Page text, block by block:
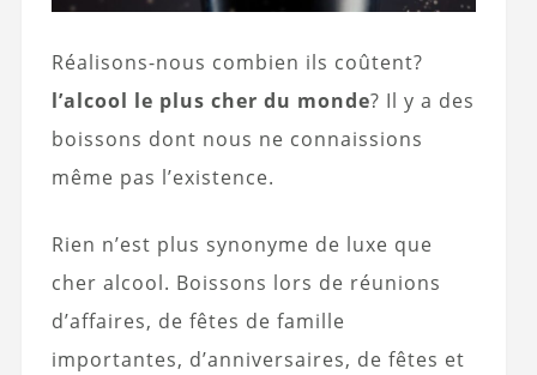
Réalisons-nous combien ils coûtent?
l’alcool le plus cher du monde? Il y a des
boissons dont nous ne connaissions
même pas l’existence.
Rien n’est plus synonyme de luxe que
cher alcool. Boissons lors de réunions
d’affaires, de fêtes de famille
importantes, d’anniversaires, de fêtes et